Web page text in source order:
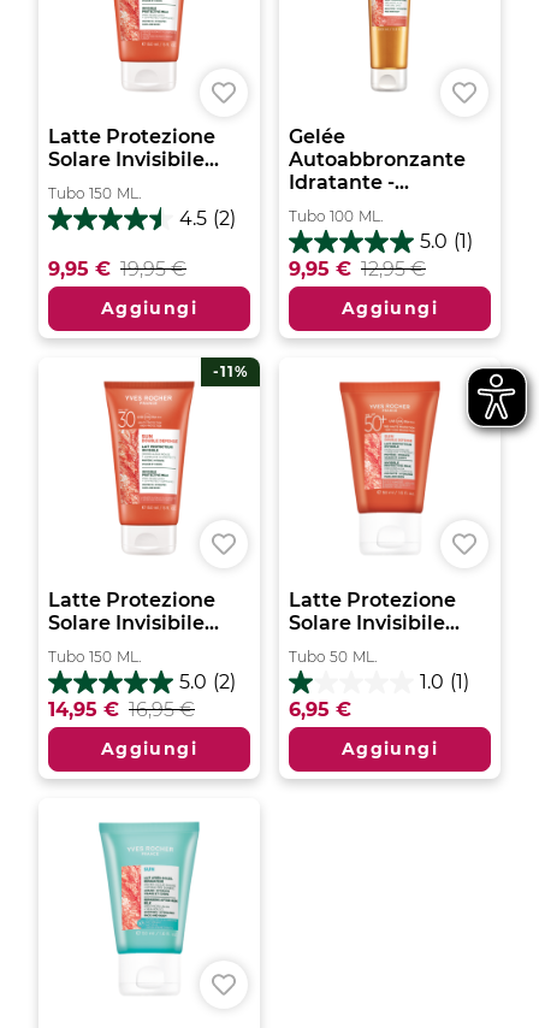
Latte Protezione
Solare Invisibile...
Tubo 150 ML.
4.5 (2)
4.5
5
stelle.
recensioni
9,95 € 19,95 €
Aggiungi
Gelée
Autoabbronzante
Idratante -...
Tubo 100 ML.
5.0 (1)
5.0
su
5
stelle.
1
9,95 € 12,95 €
Aggiungi
Latte Protezione
Solare Invisibile...
Tubo 150 ML.
5.0 (2)
5.0
su
5
stelle.
2
14,95 € 16,95 €
-11%
Aggiungi
Latte Protezione
Solare Invisibile...
Tubo 50 ML.
1.0 (1)
1.0
su
5
stelle.
1
6,95 €
Aggiungi